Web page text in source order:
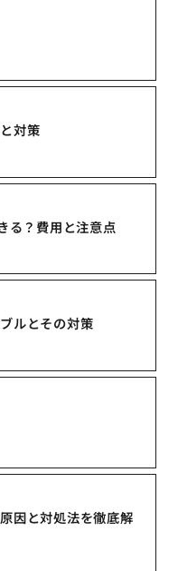
対策
る？費用と注意点
ルとその対策
因と対処法を徹底解